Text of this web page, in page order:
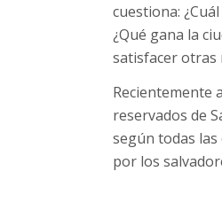
cuestiona:
¿Qué gana la
satisfacer otras
Recientemente
reservados de
según todas
por los